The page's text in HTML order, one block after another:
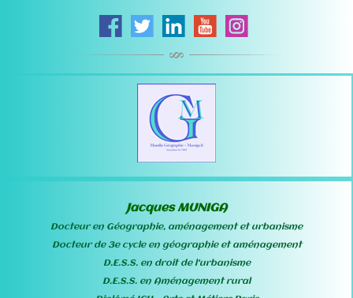
Jacques MUNIGA
Docteur en Géographie, aménagement et urbanisme
Docteur de 3e cycle en géographie et aménagement
D.E.S.S. en droit de l'urbanisme
D.E.S.S. en Aménagement rural